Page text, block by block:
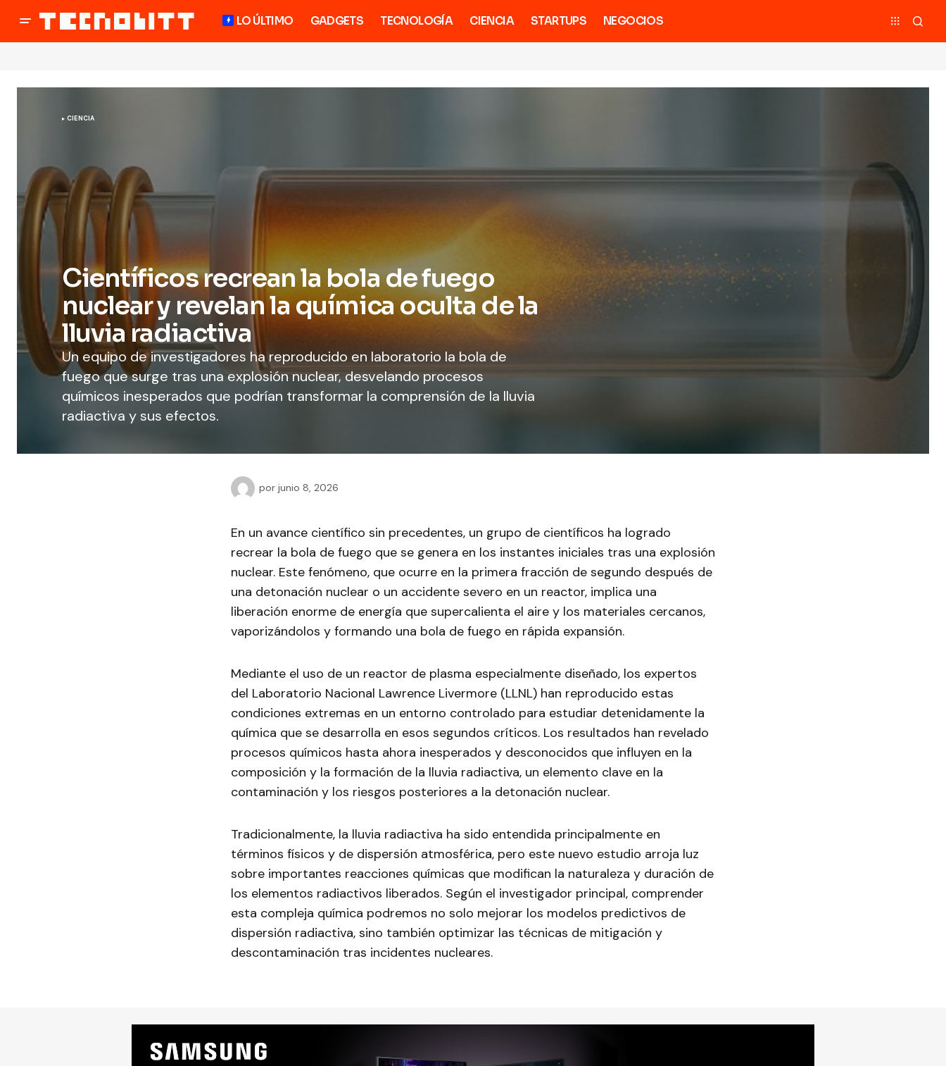
LO ÚLTIMO GADGETS TECNOLOGÍA CIENCIA STARTUPS NEGOCIOS
CIENCIA
Científicos recrean la bola de fuego
nuclear y revelan la química oculta de la
lluvia radiactiva
Un equipo de investigadores ha reproducido en laboratorio la bola de
fuego que surge tras una explosión nuclear, desvelando procesos
químicos inesperados que podrían transformar la comprensión de la lluvia
radiactiva y sus efectos.
por junio 8, 2026
En un avance científico sin precedentes, un grupo de científicos ha logrado
recrear la bola de fuego que se genera en los instantes iniciales tras una explosión
nuclear. Este fenómeno, que ocurre en la primera fracción de segundo después de
una detonación nuclear o un accidente severo en un reactor, implica una
liberación enorme de energía que supercalienta el aire y los materiales cercanos,
vaporizándolos y formando una bola de fuego en rápida expansión.
Mediante el uso de un reactor de plasma especialmente diseñado, los expertos
del Laboratorio Nacional Lawrence Livermore (LLNL) han reproducido estas
condiciones extremas en un entorno controlado para estudiar detenidamente la
química que se desarrolla en esos segundos críticos. Los resultados han revelado
procesos químicos hasta ahora inesperados y desconocidos que influyen en la
composición y la formación de la lluvia radiactiva, un elemento clave en la
contaminación y los riesgos posteriores a la detonación nuclear.
Tradicionalmente, la lluvia radiactiva ha sido entendida principalmente en
términos físicos y de dispersión atmosférica, pero este nuevo estudio arroja luz
sobre importantes reacciones químicas que modifican la naturaleza y duración de
los elementos radiactivos liberados. Según el investigador principal, comprender
esta compleja química podremos no solo mejorar los modelos predictivos de
dispersión radiactiva, sino también optimizar las técnicas de mitigación y
descontaminación tras incidentes nucleares.